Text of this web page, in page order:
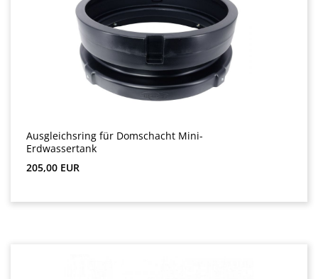
Ausgleichsring für Domschacht Mini-
Erdwassertank
Preț obișnuit:
205,00 EUR